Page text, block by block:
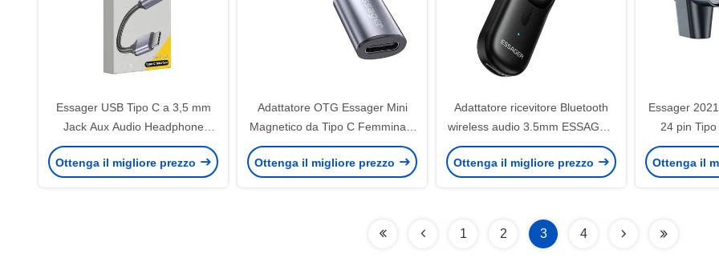
Essager USB Tipo C a 3,5 mm
Jack Aux Audio Headphone
Adapter
Ottenga il migliore prezzo
Adattatore OTG Essager Mini
Magnetico da Tipo C Femmina a
Micro USB Tipo C con Ricarica
Rapida e Trasmissione Dati
Ottenga il migliore prezzo
Adattatore ricevitore Bluetooth
wireless audio 3.5mm ESSAGER
ES-BT14
Ottenga il migliore prezzo
Essager
24 pin
Adapter
Charge
Ottenga il
1 2 3 4